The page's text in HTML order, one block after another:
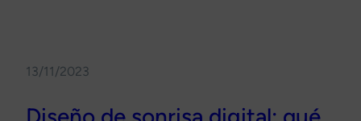
13/11/2023